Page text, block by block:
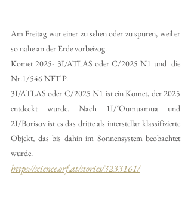
Am Freitag war einer zu sehen oder zu spüren, weil er
so nahe an der Erde vorbeizog.
Komet 2025- 3I/ATLAS oder C/2025 N1 und  die
Nr.1/546 NFT P.
3I/ATLAS oder C/2025 N1 ist ein Komet, der 2025
entdeckt wurde. Nach 1I/ʻOumuamua und
2I/Borisov ist es das dritte als interstellar klassifizierte
Objekt, das bis dahin im Sonnensystem beobachtet
https://science.orf.at/stories/3233161/